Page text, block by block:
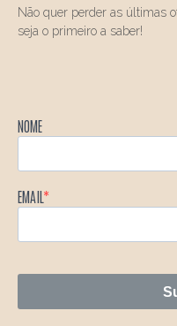
Não quer perder as últimas
seja o primeiro a saber!
NOME
EMAIL